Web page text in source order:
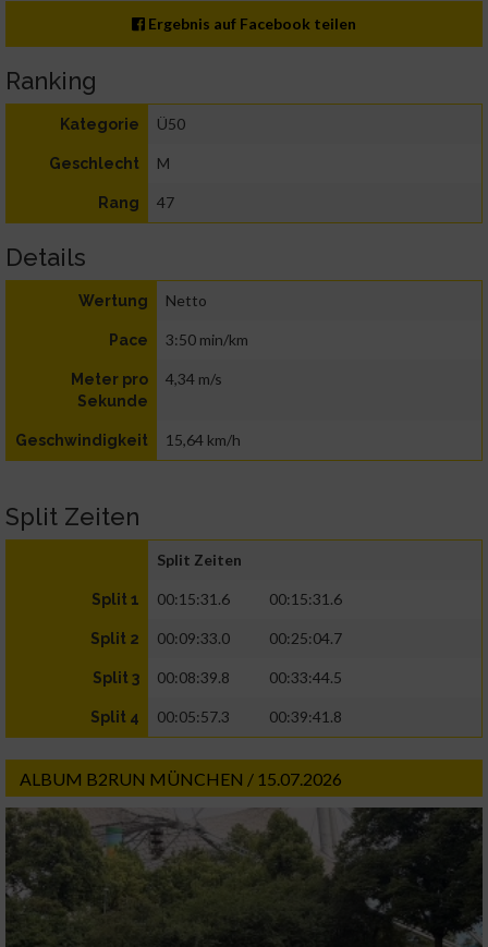
Ergebnis auf Facebook teilen
Ranking
Kategorie Ü50
Geschlecht M
Rang 47
Details
Wertung Netto
Pace 3:50 min/km
Meter pro
Sekunde
4,34 m/s
Geschwindigkeit 15,64 km/h
Split Zeiten
Split Zeiten
Split 1 00:15:31.6 00:15:31.6
Split 2 00:09:33.0 00:25:04.7
Split 3 00:08:39.8 00:33:44.5
Split 4 00:05:57.3 00:39:41.8
ALBUM B2RUN MÜNCHEN / 15.07.2026